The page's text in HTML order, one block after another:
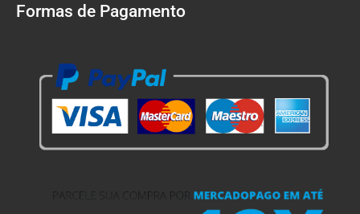
Formas de Pagamento